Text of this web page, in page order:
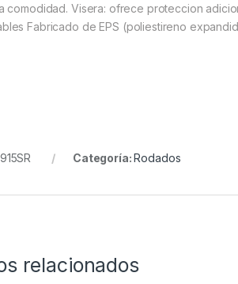
comodidad. Visera: ofrece proteccion
Fabricado de EPS (poliestireno
Categoría:Rodados
relacionados